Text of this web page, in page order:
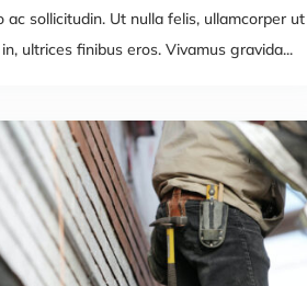
ac sollicitudin. Ut nulla felis, ullamcorper ut
ultrices finibus eros. Vivamus gravida...